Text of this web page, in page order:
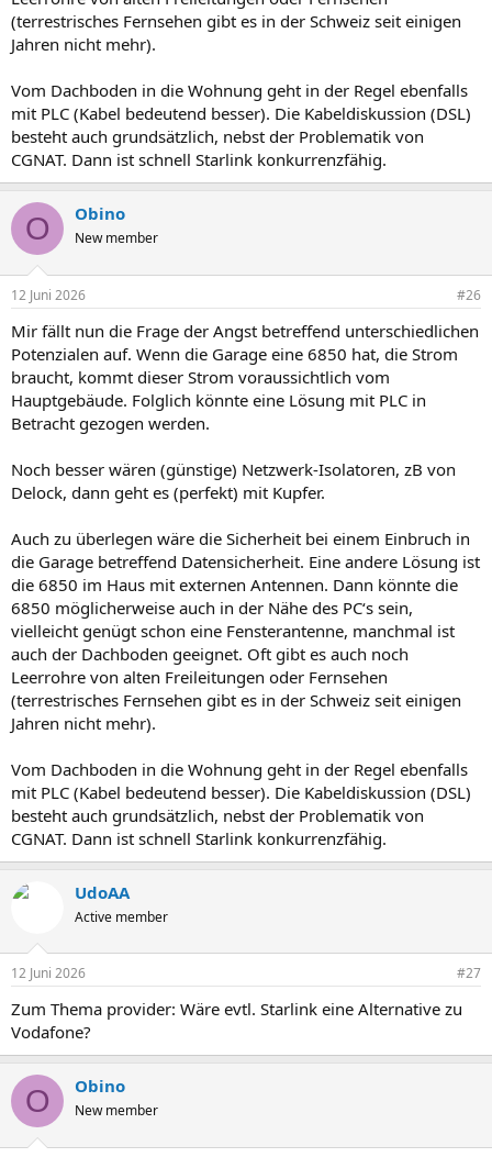
(terrestrisches Fernsehen gibt es in der Schweiz seit einigen
Jahren nicht mehr).
Vom Dachboden in die Wohnung geht in der Regel ebenfalls
mit PLC (Kabel bedeutend besser). Die Kabeldiskussion (DSL)
besteht auch grundsätzlich, nebst der Problematik von
CGNAT. Dann ist schnell Starlink konkurrenzfähig.
O Obino
New member
12 Juni 2026 #26
Mir fällt nun die Frage der Angst betreffend unterschiedlichen
Potenzialen auf. Wenn die Garage eine 6850 hat, die Strom
braucht, kommt dieser Strom voraussichtlich vom
Hauptgebäude. Folglich könnte eine Lösung mit PLC in
Betracht gezogen werden.
Noch besser wären (günstige) Netzwerk-Isolatoren, zB von
Delock, dann geht es (perfekt) mit Kupfer.
Auch zu überlegen wäre die Sicherheit bei einem Einbruch in
die Garage betreffend Datensicherheit. Eine andere Lösung ist
die 6850 im Haus mit externen Antennen. Dann könnte die
6850 möglicherweise auch in der Nähe des PC‘s sein,
vielleicht genügt schon eine Fensterantenne, manchmal ist
auch der Dachboden geeignet. Oft gibt es auch noch
Leerrohre von alten Freileitungen oder Fernsehen
(terrestrisches Fernsehen gibt es in der Schweiz seit einigen
Jahren nicht mehr).
Vom Dachboden in die Wohnung geht in der Regel ebenfalls
mit PLC (Kabel bedeutend besser). Die Kabeldiskussion (DSL)
besteht auch grundsätzlich, nebst der Problematik von
CGNAT. Dann ist schnell Starlink konkurrenzfähig.
UdoAA
Active member
12 Juni 2026 #27
Zum Thema provider: Wäre evtl. Starlink eine Alternative zu
Vodafone?
O Obino
New member